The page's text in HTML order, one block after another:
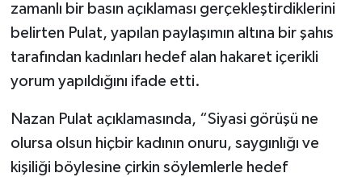
zamanlı bir basın açıklaması gerçekleştirdiklerini
belirten Pulat, yapılan paylaşımın altına bir şahıs
tarafından kadınları hedef alan hakaret içerikli
yorum yapıldığını ifade etti.
Nazan Pulat açıklamasında, “Siyasi görüşü ne
olursa olsun hiçbir kadının onuru, saygınlığı ve
kişiliği böylesine çirkin söylemlerle hedef